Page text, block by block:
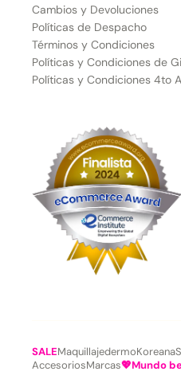
Cambios y Devoluciones
Políticas de Despacho
Términos y Condiciones
Políticas y Condiciones de
Políticas y Condiciones 4to
SALEMaquillajedermoKoreana
AccesoriosMarcas💖Mundo